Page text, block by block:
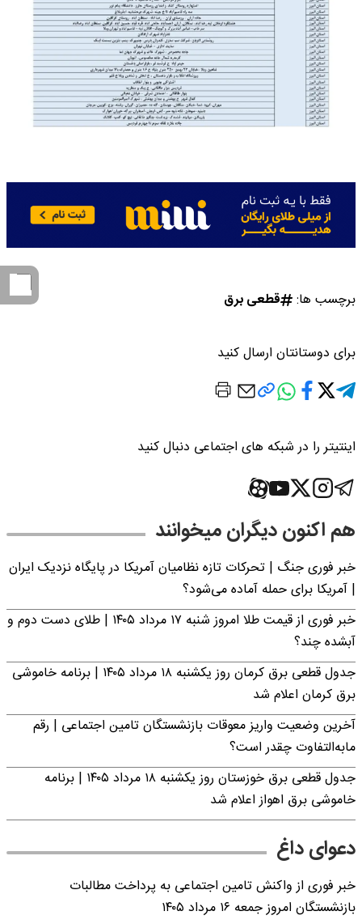
برچسب ها: قطعی برق
برای دوستانتان ارسال کنید
اینتیتر را در شبکه های اجتماعی دنبال کنید
هم اکنون دیگران میخوانند
خبر فوری جنگ | تحرکات تازه نظامیان آمریکا در پایگاه نزدیک ایران
| آمریکا برای حمله آماده می‌شود؟
خبر فوری از قیمت طلا امروز شنبه ۱۷ مرداد ۱۴۰۵ | طلای دست دوم و
آبشده چند؟
جدول قطعی برق کرمان روز یکشنبه ۱۸ مرداد ۱۴۰۵ | برنامه خاموشی
برق کرمان اعلام شد
آخرین وضعیت واریز معوقات بازنشستگان تامین اجتماعی | رقم
مابه‌التفاوت چقدر است؟
جدول قطعی برق خوزستان روز یکشنبه ۱۸ مرداد ۱۴۰۵ | برنامه
خاموشی برق اهواز اعلام شد
دعوای داغ
خبر فوری از واکنش تامین اجتماعی به پرداخت مطالبات
بازنشستگان امروز جمعه ۱۶ مرداد ۱۴۰۵